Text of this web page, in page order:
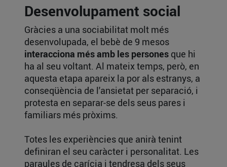
Desenvolupament social
Gràcies a una sociabilitat molt més
desenvolupada, el bebè de 9 mesos
interacciona més amb les persones que hi
ha al seu voltant. Al mateix temps, però, en
aquesta etapa apareix la por als estranys, a
conseqüència de l'ansietat per separació, i
protesta en separar-se dels seus pares i
familiars més pròxims.
Totes les experiències que anirà tenint
definiran el seu caràcter i personalitat. Les
paraules de carícia i tendresa dels seus